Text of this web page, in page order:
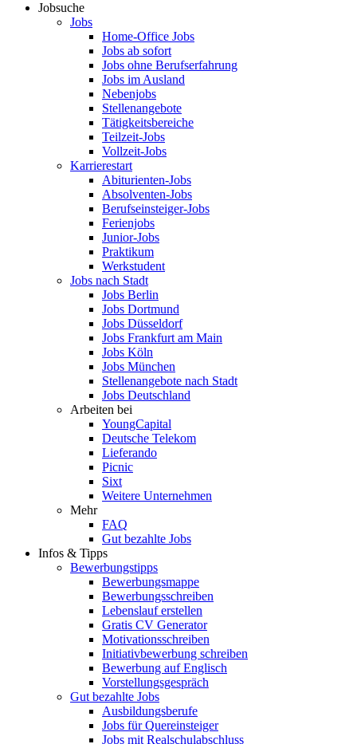
Jobsuche
Jobs
Home-Office Jobs
Jobs ab sofort
Jobs ohne Berufserfahrung
Jobs im Ausland
Nebenjobs
Stellenangebote
Tätigkeitsbereiche
Teilzeit-Jobs
Vollzeit-Jobs
Karrierestart
Abiturienten-Jobs
Absolventen-Jobs
Berufseinsteiger-Jobs
Ferienjobs
Junior-Jobs
Praktikum
Werkstudent
Jobs nach Stadt
Jobs Berlin
Jobs Dortmund
Jobs Düsseldorf
Jobs Frankfurt am Main
Jobs Köln
Jobs München
Stellenangebote nach Stadt
Jobs Deutschland
Arbeiten bei
YoungCapital
Deutsche Telekom
Lieferando
Picnic
Sixt
Weitere Unternehmen
Mehr
FAQ
Gut bezahlte Jobs
Infos & Tipps
Bewerbungstipps
Bewerbungsmappe
Bewerbungsschreiben
Lebenslauf erstellen
Gratis CV Generator
Motivationsschreiben
Initiativbewerbung schreiben
Bewerbung auf Englisch
Vorstellungsgespräch
Gut bezahlte Jobs
Ausbildungsberufe
Jobs für Quereinsteiger
Jobs mit Realschulabschluss